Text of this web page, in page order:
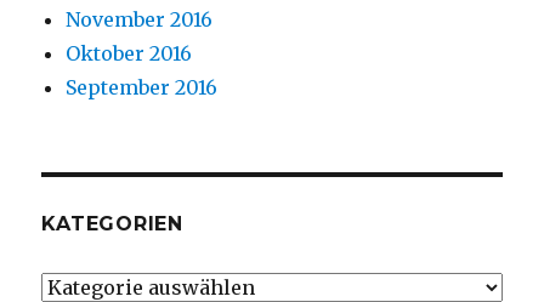
November 2016
Oktober 2016
September 2016
KATEGORIEN
Kategorien